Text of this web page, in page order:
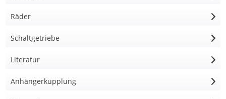
Räder
Schaltgetriebe
Literatur
Anhängerkupplung